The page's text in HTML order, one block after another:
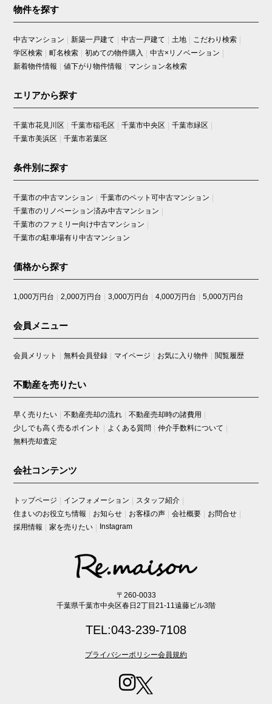
物件を探す
中古マンション 新築一戸建て 中古一戸建て 土地
こだわり検索
学区検索
町名検索 初めての物件購入
中古×リノベーション
新着物件情報
値下がり物件情報 マンション名検索
エリアから探す
千葉市花見川区 千葉市稲毛区 千葉市中央区
千葉市緑区
千葉市美浜区
千葉市若葉区
条件別に探す
千葉市の中古マンション
千葉市のペット可中古マンション
千葉市のリノベーション済み中古マンション
千葉市のファミリー向け中古マンション
千葉市の駐車場有り中古マンション
価格から探す
1,000万円台 2,000万円台 3,000万円台 4,000万円台 5,000万円台
会員メニュー
会員メリット 無料会員登録 マイページ お気に入り物件 閲覧履歴
不動産を売りたい
早く売りたい 不動産売却の流れ
不動産売却時の諸費用
少しでも高く売るポイント
よくある質問
仲介手数料について
無料売却査定
会社コンテンツ
トップページ インフォメーション
スタッフ紹介
住まいのお役立ち情報
お知らせ お客様の声 会社概要
お問合せ
採用情報
家を売りたい Instagram
〒260-0033
千葉県千葉市中央区春日2丁目21-11遠藤ビル3階
TEL:043-239-7108
プライバシーポリシー会員規約